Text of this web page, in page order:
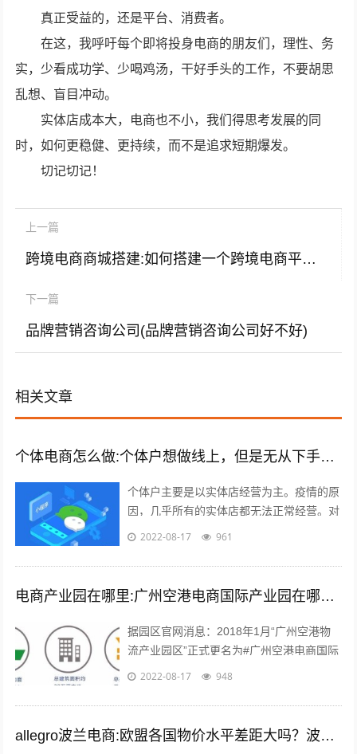
真正受益的，还是平台、消费者。
在这，我呼吁每个即将投身电商的朋友们，理性、务
实，少看成功学、少喝鸡汤，干好手头的工作，不要胡思
乱想、盲目冲动。
实体店成本大，电商也不小，我们得思考发展的同
时，如何更稳健、更持续，而不是追求短期爆发。
切记切记！
上一篇
跨境电商商城搭建:如何搭建一个跨境电商平台？
下一篇
品牌营销咨询公司(品牌营销咨询公司好不好)
相关文章
个体电商怎么做:个体户想做线上，但是无从下手，有什么建议吗？
个体户主要是以实体店经营为主。疫情的原
因，几乎所有的实体店都无法正常经营。对
于实体店来说，关门就意味着没有任何收入
2022-08-17 961
电商产业园在哪里:广州空港电商国际产业园在哪里？主要是做什么的？
据园区官网消息：2018年1月“广州空港物
流产业园区”正式更名为#广州空港电商国际
产业园#。园区名称变更通知 位于广州空港
2022-08-17 948
allegro波兰电商:欧盟各国物价水平差距大吗？波兰的物价水平又如何呢？